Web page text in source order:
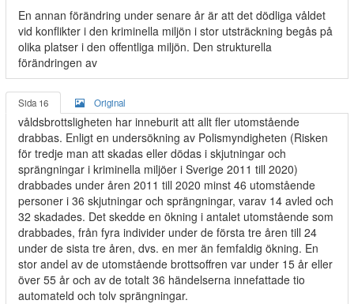
En annan förändring under senare år är att det dödliga våldet
vid konflikter i den kriminella miljön i stor utsträckning begås på
olika platser i den offentliga miljön. Den strukturella
förändringen av
Sida 16 Original
våldsbrottsligheten har inneburit att allt fler utomstående
drabbas. Enligt en undersökning av Polismyndigheten (Risken
för tredje man att skadas eller dödas i skjutningar och
sprängningar i kriminella miljöer i Sverige 2011 till 2020)
drabbades under åren 2011 till 2020 minst 46 utomstående
personer i 36 skjutningar och sprängningar, varav 14 avled och
32 skadades. Det skedde en ökning i antalet utomstående som
drabbades, från fyra individer under de första tre åren till 24
under de sista tre åren, dvs. en mer än femfaldig ökning. En
stor andel av de utomstående brottsoffren var under 15 år eller
över 55 år och av de totalt 36 händelserna innefattade tio
automateld och tolv sprängningar.